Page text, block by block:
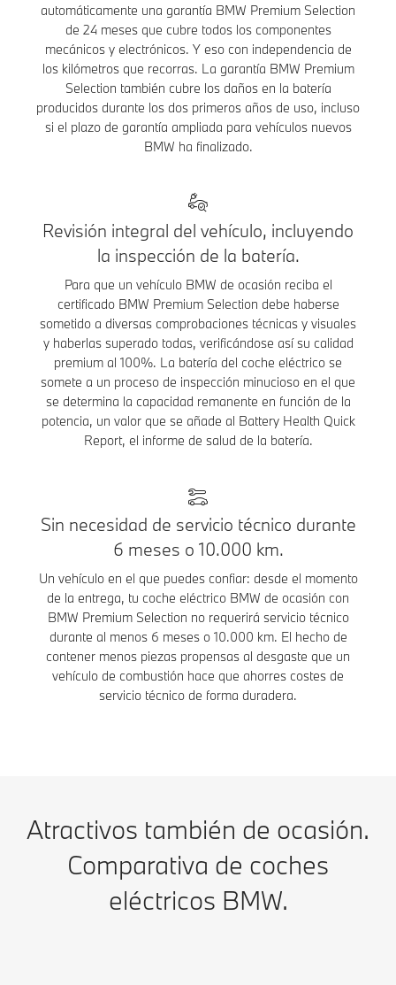
automáticamente una garantía BMW Premium Selection
de 24 meses que cubre todos los componentes
mecánicos y electrónicos. Y eso con independencia de
los kilómetros que recorras. La garantía BMW Premium
Selection también cubre los daños en la batería
producidos durante los dos primeros años de uso, incluso
si el plazo de garantía ampliada para vehículos nuevos
BMW ha finalizado.
Revisión integral del vehículo, incluyendo
la inspección de la batería.
Para que un vehículo BMW de ocasión reciba el
certificado BMW Premium Selection debe haberse
sometido a diversas comprobaciones técnicas y visuales
y haberlas superado todas, verificándose así su calidad
premium al 100%. La batería del coche eléctrico se
somete a un proceso de inspección minucioso en el que
se determina la capacidad remanente en función de la
potencia, un valor que se añade al Battery Health Quick
Report, el informe de salud de la batería.
Sin necesidad de servicio técnico durante
6 meses o 10.000 km.
Un vehículo en el que puedes confiar: desde el momento
de la entrega, tu coche eléctrico BMW de ocasión con
BMW Premium Selection no requerirá servicio técnico
durante al menos 6 meses o 10.000 km. El hecho de
contener menos piezas propensas al desgaste que un
vehículo de combustión hace que ahorres costes de
servicio técnico de forma duradera.
Atractivos también de ocasión.
Comparativa de coches
eléctricos BMW.